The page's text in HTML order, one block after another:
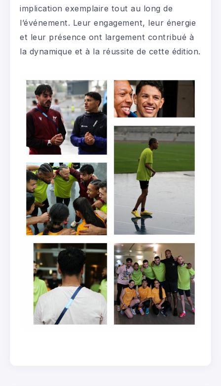
implication exemplaire tout au long de
l’événement. Leur engagement, leur énergie
et leur présence ont largement contribué à
la dynamique et à la réussite de cette édition.